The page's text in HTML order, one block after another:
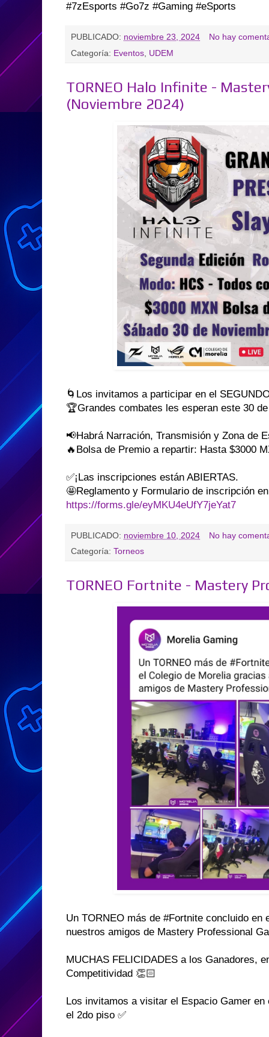
#7zEsports #Go7z #Gaming #eSports
PUBLICADO: noviembre 23, 2024
No hay
Categoría: Eventos UDEM
TORNEO Halo Infinite -
(Noviembre 2024)
🌀Los invitamos a participar en el
🏆Grandes combates les esperan este 30
📢Habrá Narración, Transmisión y Zona de
🔥Bolsa de Premio a repartir: Hasta $3000
✅¡Las inscripciones están ABIERTAS.
🤩Reglamento y Formulario de inscripción
https://forms.gle/eyMKU4eUfY7jeYat7
PUBLICADO: noviembre 10, 2024
No hay
Categoría: Torneos
TORNEO Fortnite - Mastery
Un TORNEO más de #Fortnite concluido en
nuestros amigos de Mastery Professional
MUCHAS FELICIDADES a los Ganadores,
Competitividad 👏🏻
Los invitamos a visitar el Espacio Gamer
el 2do piso ✅